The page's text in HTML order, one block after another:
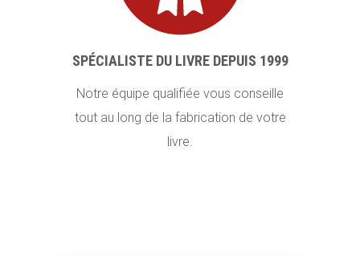
SPÉCIALISTE DU LIVRE DEPUIS 1999
Notre équipe qualifiée vous conseille
tout au long de la fabrication de votre
livre.